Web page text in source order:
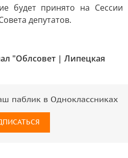
будет принято на Сессии
депутатов.
"Облсовет | Липецкая
паблик в Одноклассниках